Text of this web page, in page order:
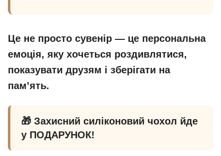
Це не просто сувенір — це персональна
емоція, яку хочеться роздивлятися,
показувати друзям і зберігати на
пам’ять.
🎁 Захисний силіконовий чохол йде
у ПОДАРУНОК!